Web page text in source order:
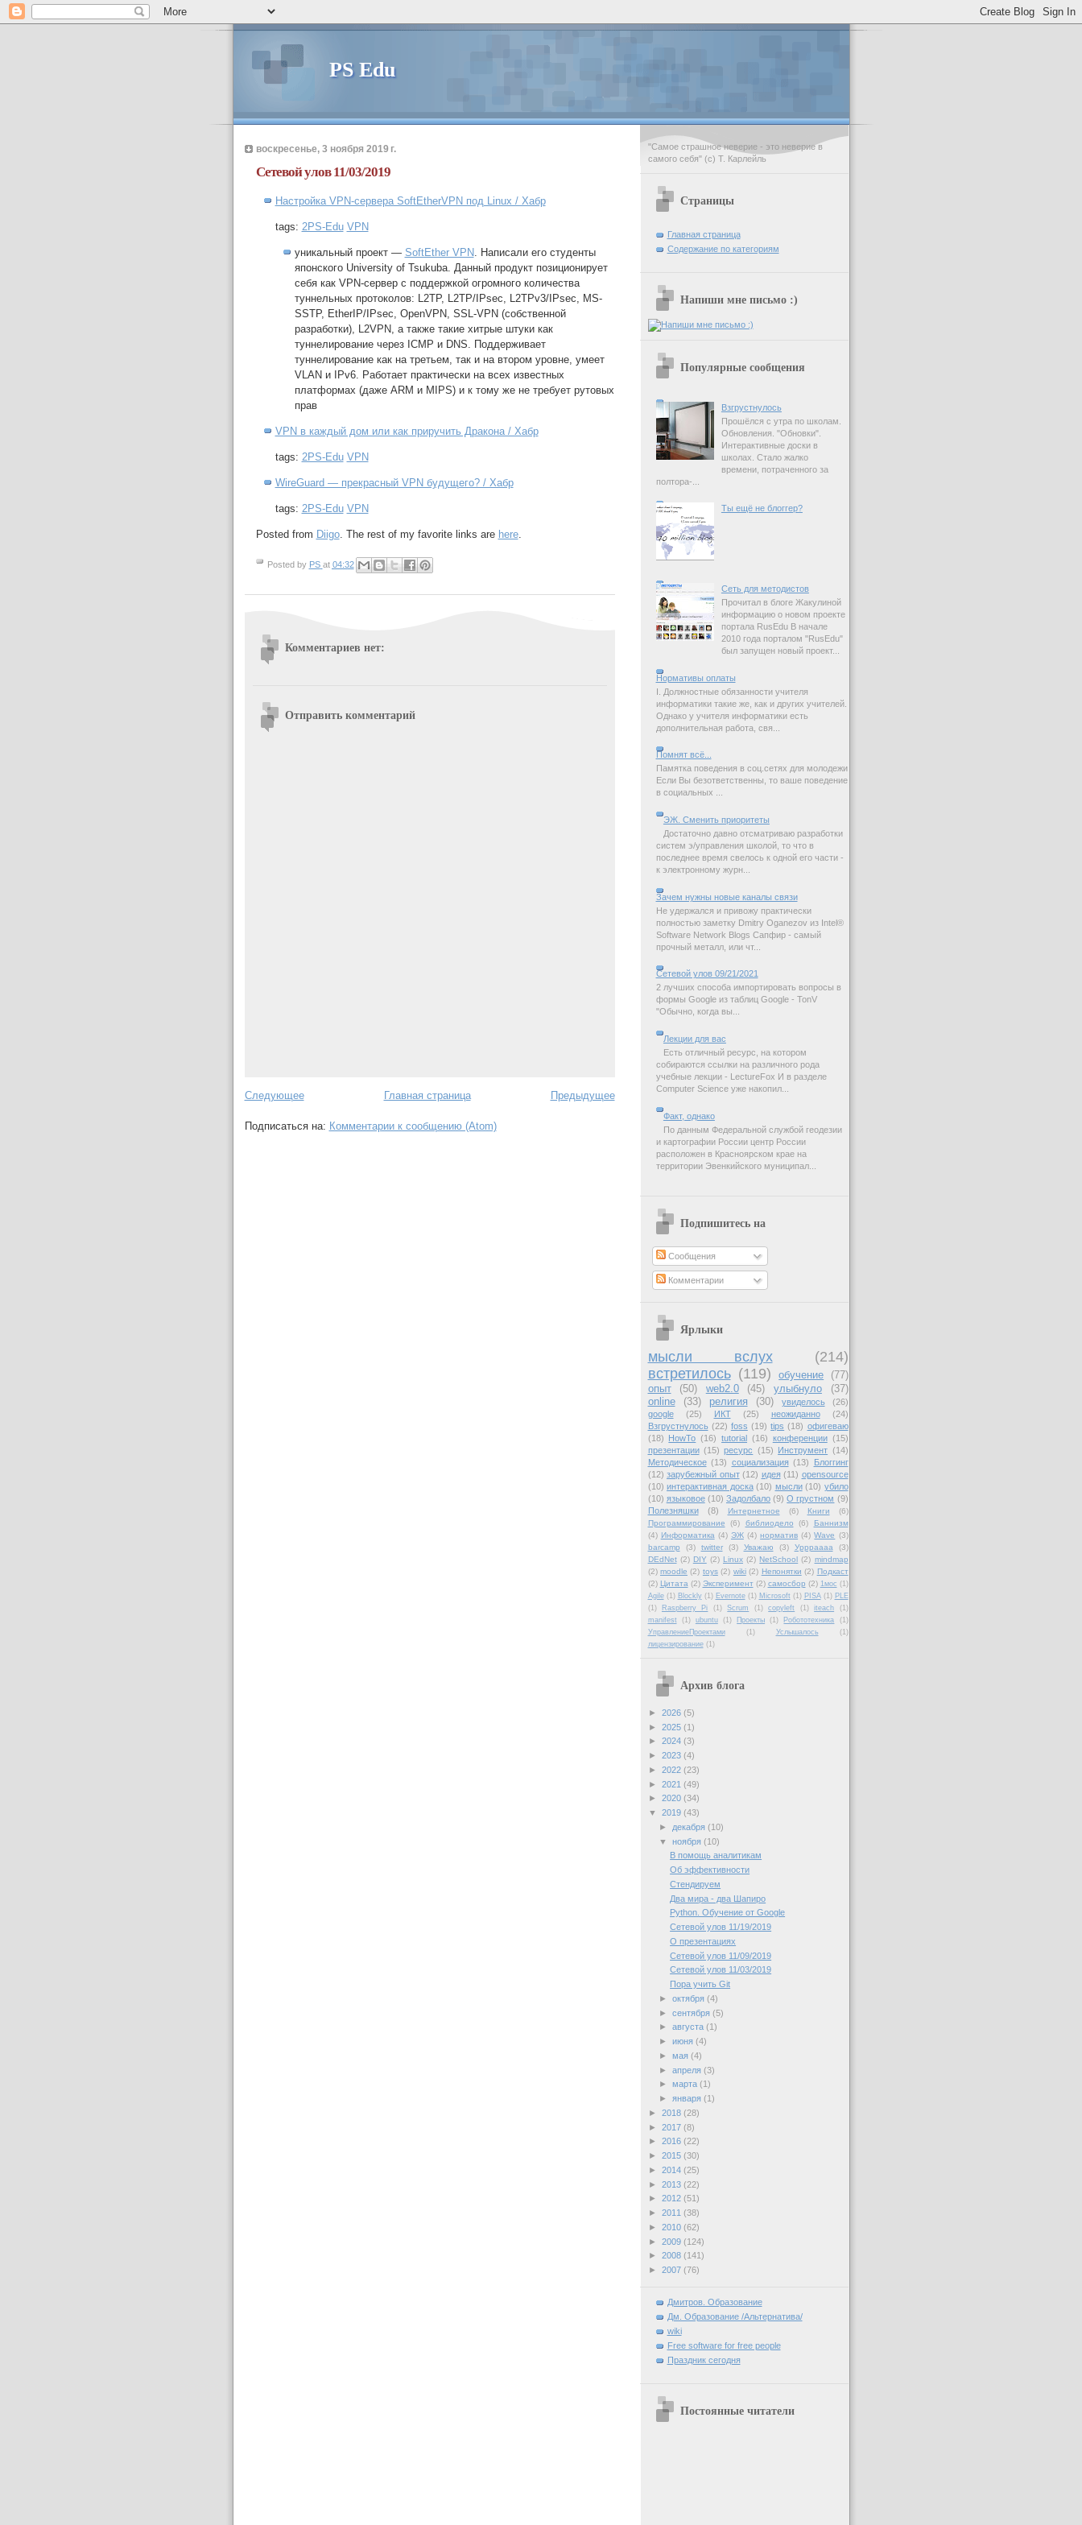
PS Edu
воскресенье, 3 ноября 2019 г.
Сетевой улов 11/03/2019
Настройка VPN-сервера SoftEtherVPN под Linux / Хабр
tags: 2PS-Edu VPN
уникальный проект — SoftEther VPN. Написали его студенты
японского University of Tsukuba. Данный продукт позиционирует
себя как VPN-сервер с поддержкой огромного количества
туннельных протоколов: L2TP, L2TP/IPsec, L2TPv3/IPsec, MS-
SSTP, EtherIP/IPsec, OpenVPN, SSL-VPN (собственной
разработки), L2VPN, а также такие хитрые штуки как
туннелирование через ICMP и DNS. Поддерживает
туннелирование как на третьем, так и на втором уровне, умеет
VLAN и IPv6. Работает практически на всех известных
платформах (даже ARM и MIPS) и к тому же не требует рутовых
прав
VPN в каждый дом или как приручить Дракона / Хабр
tags: 2PS-Edu VPN
WireGuard — прекрасный VPN будущего? / Хабр
tags: 2PS-Edu VPN
Posted from Diigo. The rest of my favorite links are here.
Posted by PS at 04:32
Комментариев нет:
Отправить комментарий
Следующее Предыдущее
Главная страница
Подписаться на: Комментарии к сообщению (Atom)
"Самое страшное неверие - это неверие в
самого себя" (с) Т. Карлейль
Страницы
Главная страница
Содержание по категориям
Напиши мне письмо :)
Популярные сообщения
Взгрустнулось
Прошёлся с утра по школам.
Обновления. "Обновки".
Интерактивные доски в
школах. Стало жалко
времени, потраченного за
полтора-...
Ты ещё не блоггер?
Сеть для методистов
Прочитал в блоге Жакулиной
информацию о новом проекте
портала RusEdu В начале
2010 года порталом "RusEdu"
был запущен новый проект...
Нормативы оплаты
I. Должностные обязанности учителя
информатики такие же, как и других учителей.
Однако у учителя информатики есть
дополнительная работа, свя...
Помнят всё...
Памятка поведения в соц.сетях для молодежи
Если Вы безответственны, то ваше поведение
в социальных ...
ЭЖ. Сменить приоритеты
Достаточно давно отсматриваю разработки
систем э/управления школой, то что в
последнее время свелось к одной его части -
к электронному журн...
Зачем нужны новые каналы связи
Не удержался и привожу практически
полностью заметку Dmitry Oganezov из Intel®
Software Network Blogs Сапфир - самый
прочный металл, или чт...
Сетевой улов 09/21/2021
2 лучших способа импортировать вопросы в
формы Google из таблиц Google - TonV
"Обычно, когда вы...
Лекции для вас
Есть отличный ресурс, на котором
собираются ссылки на различного рода
учебные лекции - LectureFox И в разделе
Computer Science уже накопил...
Факт, однако
По данным Федеральной службой геодезии
и картографии России центр России
расположен в Красноярском крае на
территории Эвенкийского муниципал...
Подпишитесь на
Сообщения
Комментарии
Ярлыки
мысли вслух
(214)
встретилось (119) обучение
(77)
опыт
(50) web2.0 (45) улыбнуло
(37)
online
(33) религия (30) увиделось
(26)
google
(25) ИКТ (25) неожиданно
(24)
Взгрустнулось (22) foss (19) tips (18) офигеваю
(18) HowTo (16) tutorial (16) конференции (15)
презентации (15) ресурс (15) Инструмент (14)
Методическое (13) социализация (13)
Блоггинг
(12) зарубежный опыт (12) идея (11) opensource
(10) интерактивная доска (10) мысли (10) убило
(10) языковое (10) Задолбало (9) О грустном (9)
Полезняшки
(8) Интернетное (6) Книги
(6)
Программирование
(6) библиодело (6)
Баннизм
(4) Информатика (4) ЭЖ (4) норматив (4) Wave (3)
barcamp
(3) twitter (3) Уважаю (3) Уррраааа
(3)
DEdNet (2) DIY (2) Linux (2) NetSchool (2) mindmap
(2) moodle (2) toys (2) wiki (2) Непонятки (2) Подкаст
(2) Цитата (2) Эксперимент (2) самосбор (2) 1мос (1)
Agile (1) Blockly (1) Evernote (1) Microsoft (1) PISA (1) PLE
(1)
Raspberry Pi (1) Scrum (1) copyleft (1) iteach
(1)
manifest
(1) ubuntu (1) Проекты (1) Робототехника
(1)
УправлениеПроектами
(1) Услышалось
(1)
лицензирование (1)
Архив блога
► 2026 (5)
► 2025 (1)
► 2024 (3)
► 2023 (4)
► 2022 (23)
► 2021 (49)
► 2020 (34)
▼ 2019 (43)
►
декабря (10)
▼ ноября (10)
В помощь аналитикам
Об эффективности
Стендируем
Два мира - два Шапиро
Python. Обучение от Google
Сетевой улов 11/19/2019
О презентациях
Сетевой улов 11/09/2019
Сетевой улов 11/03/2019
Пора учить Git
► октября (4)
► сентября (5)
► августа (1)
► июня (4)
► мая (4)
► апреля (3)
► марта (1)
► января (1)
► 2018 (28)
► 2017 (8)
► 2016 (22)
► 2015 (30)
► 2014 (25)
► 2013 (22)
► 2012 (51)
► 2011 (38)
► 2010 (62)
► 2009 (124)
► 2008 (141)
► 2007 (76)
Дмитров. Образование
Дм. Образование /Альтернатива/
wiki
Free software for free people
Праздник сегодня
Постоянные читатели